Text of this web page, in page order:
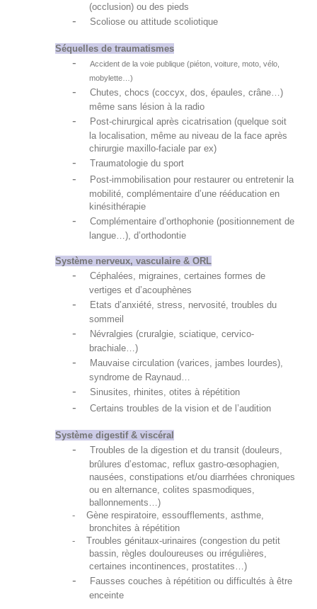
(occlusion) ou des pieds
- Scoliose ou attitude scoliotique
Séquelles de traumatismes
-
Accident de la voie publique (piéton, voiture, moto, vélo,
mobylette…)
-
Chutes, chocs (coccyx, dos, épaules, crâne…)
même sans lésion à la radio
-
Post-chirurgical après cicatrisation (quelque soit
la localisation, même au niveau de la face après
chirurgie maxillo-faciale par ex)
- Traumatologie du sport
-
Post-immobilisation pour restaurer ou entretenir la
mobilité, complémentaire d’une rééducation en
kinésithérapie
-
Complémentaire d’orthophonie (positionnement de
langue…), d’orthodontie
Système nerveux, vasculaire & ORL
-
Céphalées, migraines, certaines formes de
vertiges et d’acouphènes
-
Etats d’anxiété, stress, nervosité, troubles du
sommeil
-
Névralgies (cruralgie, sciatique, cervico-
brachiale…)
-
Mauvaise circulation (varices, jambes lourdes),
syndrome de Raynaud…
- Sinusites, rhinites, otites à répétition
- Certains troubles de la vision et de l’audition
Système digestif & viscéral
-
Troubles de la digestion et du transit (douleurs,
brûlures d’estomac, reflux gastro-œsophagien,
nausées, constipations et/ou diarrhées chroniques
ou en alternance, colites spasmodiques,
ballonnements…)
- Gène respiratoire, essoufflements, asthme,
bronchites à répétition
- Troubles génitaux-urinaires (congestion du petit
bassin, règles douloureuses ou irrégulières,
certaines incontinences, prostatites…)
-
Fausses couches à répétition ou difficultés à être
enceinte